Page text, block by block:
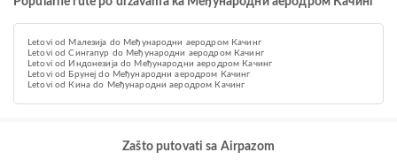
Letovi od Малезија do Међународни аеродром Качинг
Letovi od Сингапур do Међународни аеродром Качинг
Letovi od Индонезија do Међународни аеродром Качинг
Letovi od Брунеј do Међународни аеродром Качинг
Letovi od Кина do Међународни аеродром Качинг
Zašto putovati sa Airpazom